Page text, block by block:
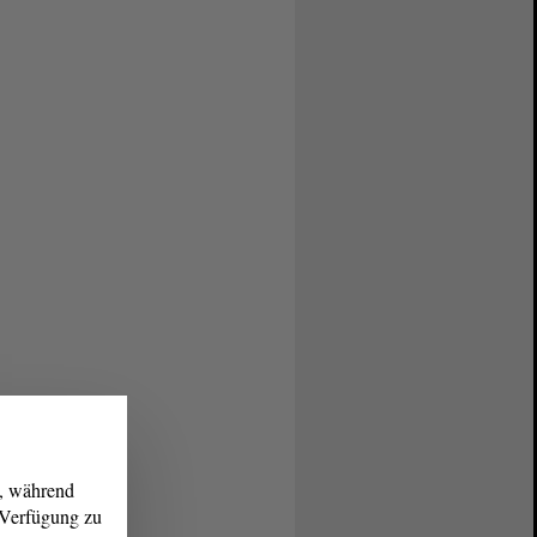
während
zu